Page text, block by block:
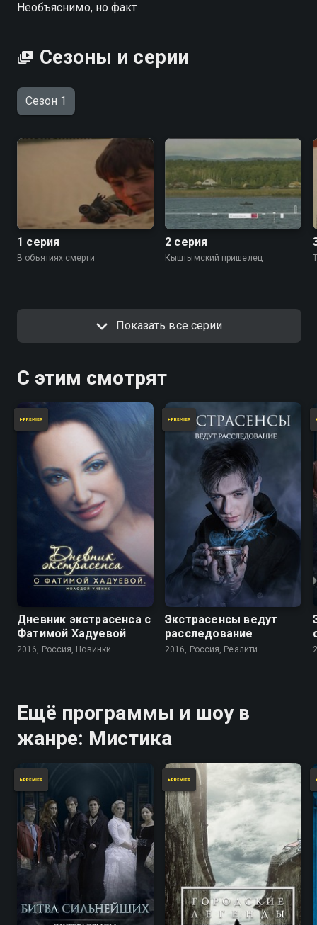
Необъяснимо, но факт
Сезоны и серии
Сезон 1
1 серия
В объятиях смерти
2 серия
Кыштымский пришелец
Показать все серии
С этим смотрят
Дневник экстрасенса с
Фатимой Хадуевой
2016, Россия, Новинки
Экстрасенсы ведут
расследование
2016, Россия, Реалити
Ещё программы и шоу в
жанре: Мистика